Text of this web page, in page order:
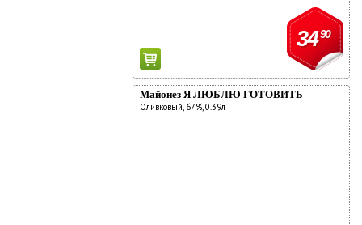
3490
Майонез Я ЛЮБЛЮ ГОТОВИТЬ
Оливковый, 67%, 0.39л